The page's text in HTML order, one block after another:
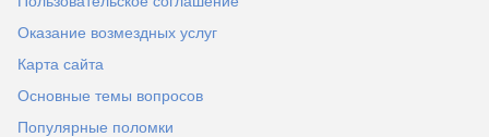
Оказание возмездных услуг
Карта сайта
Основные темы вопросов
Популярные поломки